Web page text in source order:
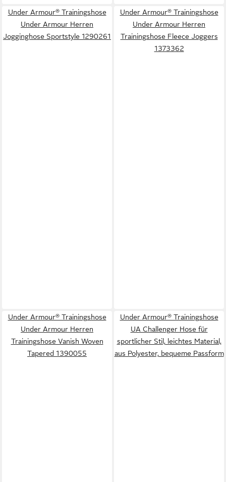
Under Armour® Trainingshose
Under Armour Herren
Jogginghose Sportstyle 1290261
Under Armour® Trainingshose
Under Armour Herren
Trainingshose Fleece Joggers
1373362
Under Armour® Trainingshose
Under Armour Herren
Trainingshose Vanish Woven
Tapered 1390055
Under Armour® Trainingshose
UA Challenger Hose für
sportlicher Stil, leichtes Material,
aus Polyester, bequeme Passform